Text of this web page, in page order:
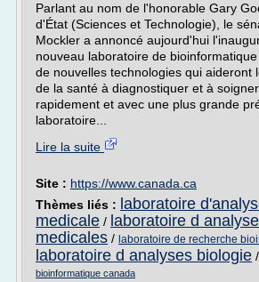
Parlant au nom de l'honorable Gary
d'État (Sciences et Technologie), le
Mockler a annoncé aujourd'hui
nouveau laboratoire de
de nouvelles technologies qui aideront
de la santé à diagnostiquer et à
rapidement et avec une plus grande
laboratoire...
Lire la suite
Site : https://www.canada.ca
Thèmes liés : laboratoire
medicale / laboratoire d
medicales / laboratoire de recherche
laboratoire d analyses biologie /
bioinformatique canada